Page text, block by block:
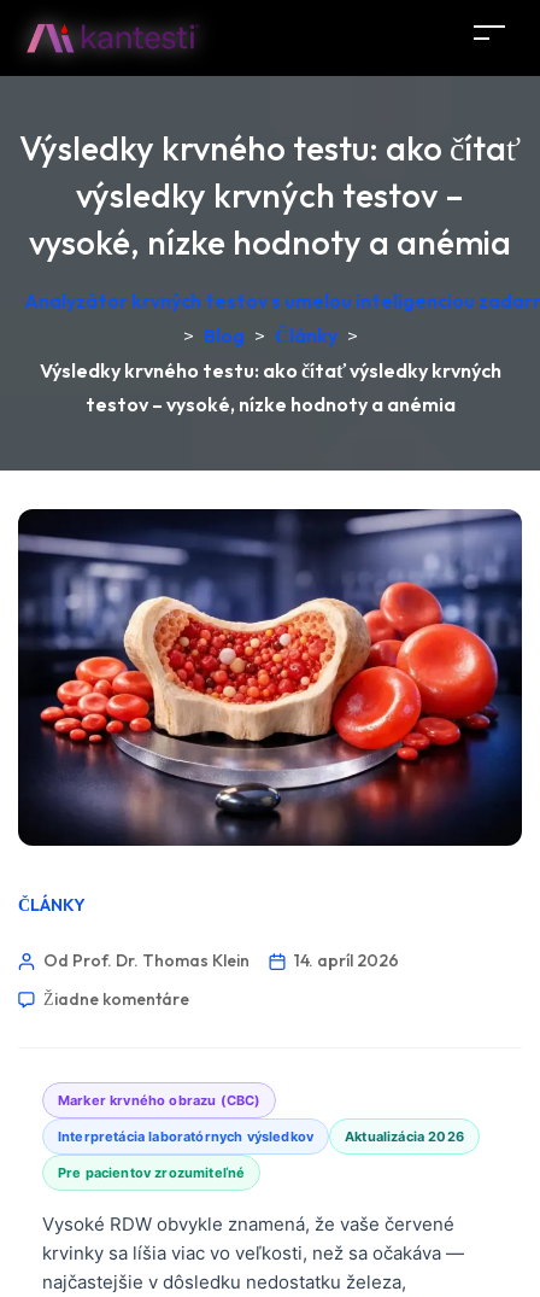
Výsledky krvného testu: ako čítať
výsledky krvných testov –
vysoké, nízke hodnoty a anémia
Analyzátor krvných testov s umelou inteligenciou
> Blog > Články >
Výsledky krvného testu: ako čítať výsledky krvných
testov – vysoké, nízke hodnoty a anémia
ČLÁNKY
Od Prof. Dr. Thomas Klein
14. apríl 2026
Žiadne komentáre
Marker krvného obrazu (CBC)
Interpretácia laboratórnych výsledkov Aktualizácia 2026
Pre pacientov zrozumiteľné
Vysoké RDW obvykle znamená, že vaše červené
krvinky sa líšia viac vo veľkosti, než sa očakáva —
najčastejšie v dôsledku nedostatku železa,